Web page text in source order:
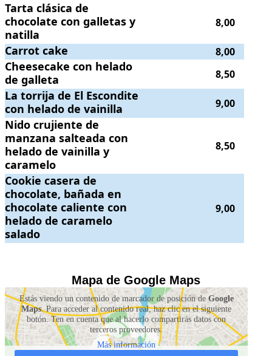
Tarta clásica de chocolate con galletas y natilla
Tarta clásica de
chocolate con galletas y
natilla
8,00
Carrot cake .. Precio:
Carrot cake 8,00
Cheesecake con helado de galleta
Cheesecake con helado
de galleta
8,50
La torrija de El Escondite con helado de vainilla
La torrija de El Escondite
con helado de vainilla
9,00
Nido crujiente de manzana salteada con helado de vainilla y caramelo
Nido crujiente de
manzana salteada con
helado de vainilla y
caramelo
8,50
Cookie casera de chocolate, bañada en chocolate caliente con helado
Cookie casera de
chocolate, bañada en
chocolate caliente con
helado de caramelo
salado
9,00
Mapa de Google Maps
Estás viendo un contenido de marcador de posición deGoogle
Maps. Para acceder al contenido real, haz clic en el siguiente
botón. Ten en cuenta que al hacerlo compartirás datos con
terceros proveedores.
Más información